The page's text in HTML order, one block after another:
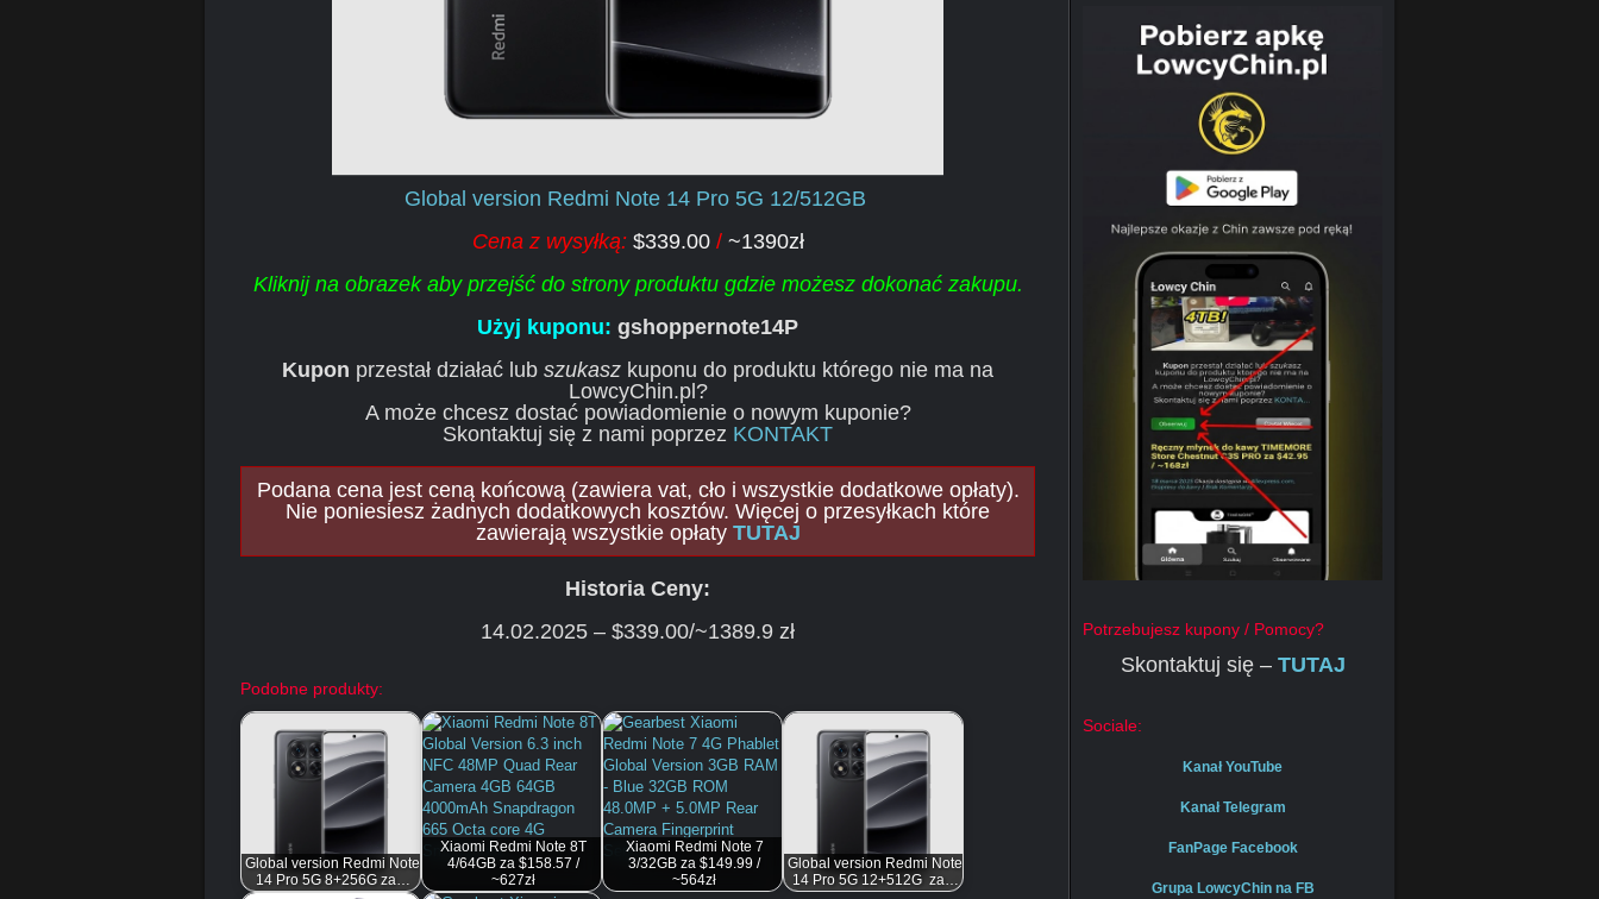
Potrzebujesz kupony / Pomocy?
Skontaktuj się – TUTAJ
Sociale:
Kanał YouTube
Kanał Telegram
FanPage Facebook
Grupa LowcyChin na FB
Global version Redmi Note 14 Pro 5G 12/512GB
Cena z wysyłką: $339.00 / ~1390zł
Kliknij na obrazek aby przejść do strony produktu gdzie możesz dokonać zakupu.
Użyj kuponu: gshoppernote14P
Kupon przestał działać lub szukasz kuponu do produktu którego nie ma na
LowcyChin.pl?
A może chcesz dostać powiadomienie o nowym kuponie?
Skontaktuj się z nami poprzez KONTAKT
Podana cena jest ceną końcową (zawiera vat, cło i wszystkie dodatkowe opłaty).
Nie poniesiesz żadnych dodatkowych kosztów. Więcej o przesyłkach które
zawierają wszystkie opłaty TUTAJ
Historia Ceny:
14.02.2025 – $339.00/~1389.9 zł
Podobne produkty:
Global version Redmi Note
14 Pro 5G 8+256G za…
Xiaomi Redmi Note 8T
4/64GB za $158.57 /
~627zł
Xiaomi Redmi Note 7
3/32GB za $149.99 /
~564zł
Global version Redmi Note
14 Pro 5G 12+512G za…